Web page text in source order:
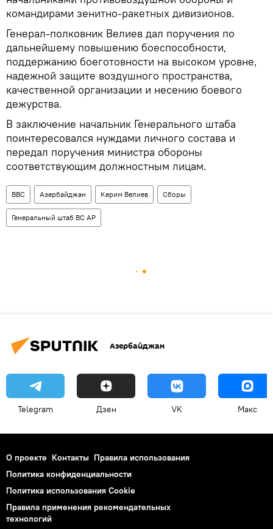
командирами зенитно-ракетных дивизионов.
Генерал-полковник Велиев дал поручения по
дальнейшему повышению боеспособности,
поддержанию боеготовности на высоком уровне,
надежной защите воздушного пространства,
качественной организации и несению боевого
дежурства.
В заключение начальник Генерального штаба
поинтересовался нуждами личного состава и
передал поручения министра обороны
соответствующим должностным лицам.
ВВС Азербайджан Керим Велиев Сборы
Генеральный штаб ВС АР
Азербайджан
Telegram Дзен VK Макс
О проекте Контакты Правила использования
Политика конфиденциальности
Политика использования Cookie
Правила применения рекомендательных
технологий